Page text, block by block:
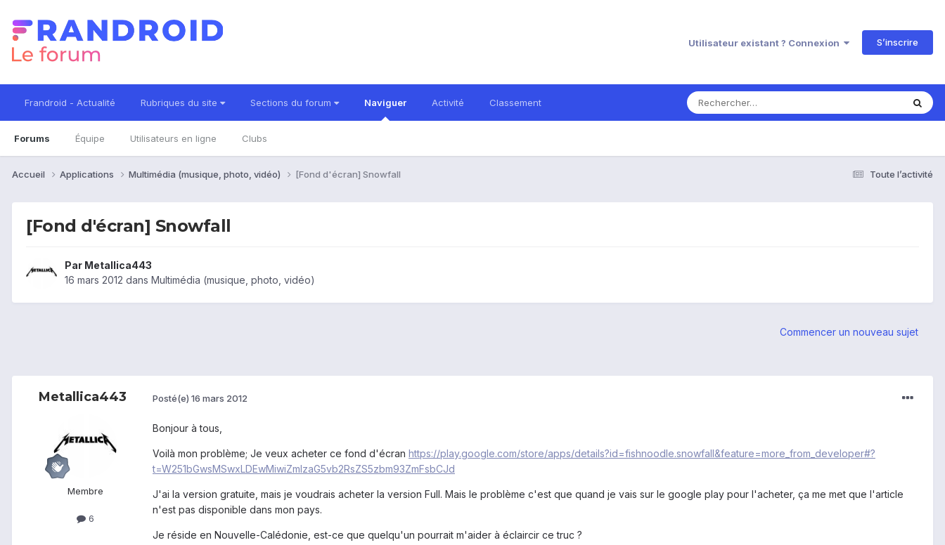
Utilisateur existant ? Connexion S’inscrire
Frandroid - Actualité Rubriques du site Sections du forum Naviguer
Forums Équipe Utilisateurs en ligne Clubs
Activité Classement
Toute l’activité
Accueil Applications Multimédia (musique, photo, vidéo) [Fond d'écran] Snowfall
[Fond d'écran] Snowfall
Par Metallica443
16 mars 2012 dans Multimédia (musique, photo, vidéo)
Commencer un nouveau sujet
Metallica443
Membre
6
Posté(e) 16 mars 2012
Bonjour à tous,
Voilà mon problème; Je veux acheter ce fond d'écran https://play.google.com/store/apps/details?id=fishnoodle.snowfall&feature=more_from_developer#?
t=W251bGwsMSwxLDEwMiwiZmlzaG5vb2RsZS5zbm93ZmFsbCJd
J'ai la version gratuite, mais je voudrais acheter la version Full. Mais le problème c'est que quand je vais sur le google play pour l'acheter, ça me met que l'article
n'est pas disponible dans mon pays.
Je réside en Nouvelle-Calédonie, est-ce que quelqu'un pourrait m'aider à éclaircir ce truc ?